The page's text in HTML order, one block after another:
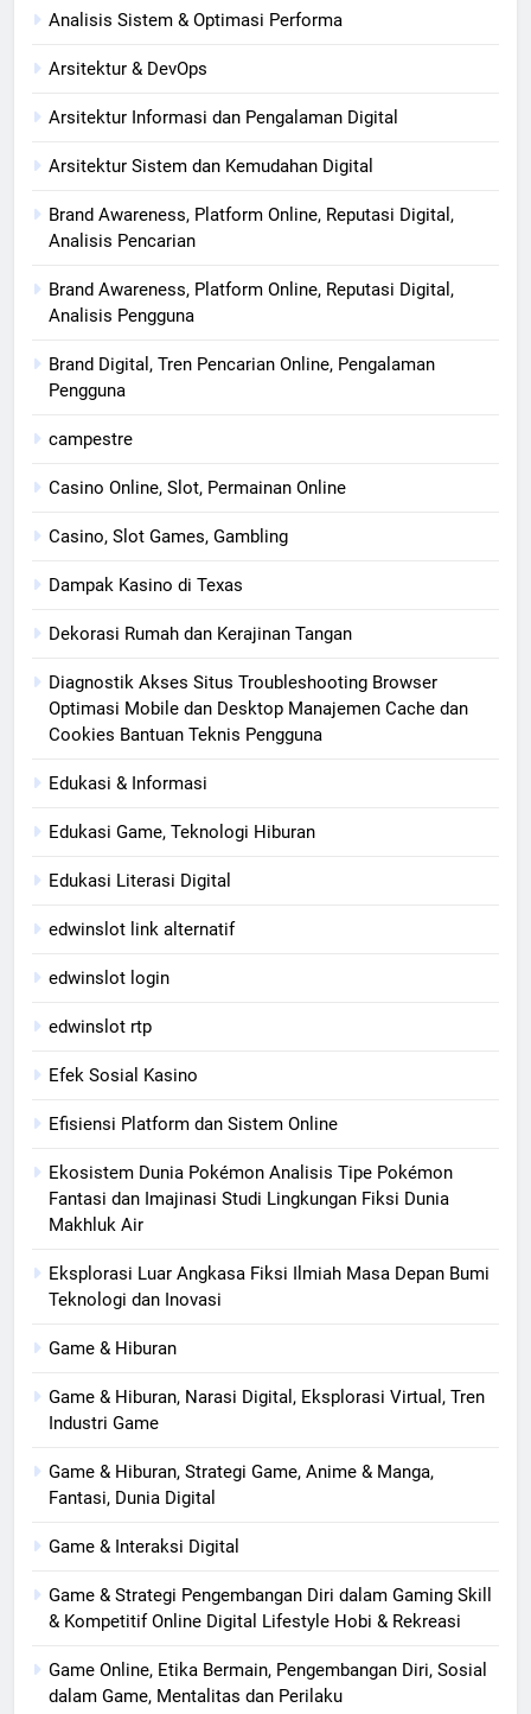
Analisis Sistem & Optimasi Performa
Arsitektur & DevOps
Arsitektur Informasi dan Pengalaman Digital
Arsitektur Sistem dan Kemudahan Digital
Brand Awareness, Platform Online, Reputasi Digital,
Analisis Pencarian
Brand Awareness, Platform Online, Reputasi Digital,
Analisis Pengguna
Brand Digital, Tren Pencarian Online, Pengalaman
Pengguna
campestre
Casino Online, Slot, Permainan Online
Casino, Slot Games, Gambling
Dampak Kasino di Texas
Dekorasi Rumah dan Kerajinan Tangan
Diagnostik Akses Situs Troubleshooting Browser
Optimasi Mobile dan Desktop Manajemen Cache dan
Cookies Bantuan Teknis Pengguna
Edukasi & Informasi
Edukasi Game, Teknologi Hiburan
Edukasi Literasi Digital
edwinslot link alternatif
edwinslot login
edwinslot rtp
Efek Sosial Kasino
Efisiensi Platform dan Sistem Online
Ekosistem Dunia Pokémon Analisis Tipe Pokémon
Fantasi dan Imajinasi Studi Lingkungan Fiksi Dunia
Makhluk Air
Eksplorasi Luar Angkasa Fiksi Ilmiah Masa Depan Bumi
Teknologi dan Inovasi
Game & Hiburan
Game & Hiburan, Narasi Digital, Eksplorasi Virtual, Tren
Industri Game
Game & Hiburan, Strategi Game, Anime & Manga,
Fantasi, Dunia Digital
Game & Interaksi Digital
Game & Strategi Pengembangan Diri dalam Gaming Skill
& Kompetitif Online Digital Lifestyle Hobi & Rekreasi
Game Online, Etika Bermain, Pengembangan Diri, Sosial
dalam Game, Mentalitas dan Perilaku